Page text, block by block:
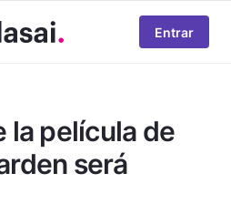
Entrar
la película de
será